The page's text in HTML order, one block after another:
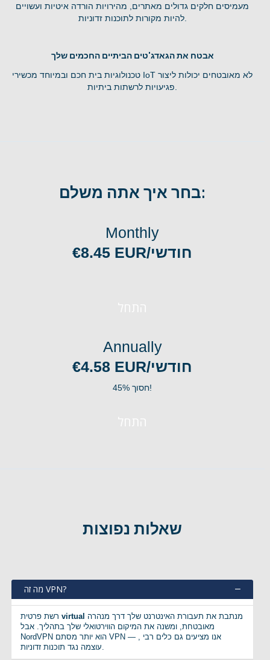
מעמיסים חלקים גדולים מאתרים, מהירויות הורדה איטיות ועשויים
להיות מקורות לתוכנות זדוניות.
אבטח את הגאדג'טים הביתיים החכמים שלך
טכנולוגיות בית חכם ובמיוחד מכשירי IoT לא מאובטחים יכולות ליצור
בחר איך אתה משלם:
Monthly
€8.45 EUR/חודשי
התחל
Annually
€4.58 EUR/חודשי
חסוך 45%!
התחל
שאלות נפוצות
מה זה VPN?
virtual
מאובטחת, ומשנה את המיקום הווירטואלי שלך בתהליך. אבל
NordVPN הוא יותר מסתם VPN — , אנו מציעים גם כלים רבי
עוצמה נגד תוכנות זדוניות.